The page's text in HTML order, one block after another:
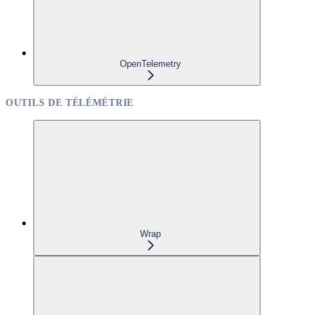
OpenTelemetry
OUTILS DE TÉLÉMÉTRIE
Wrap